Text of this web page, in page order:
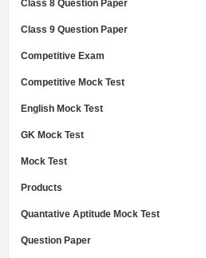
Class 8 Question Paper
Class 9 Question Paper
Competitive Exam
Competitive Mock Test
English Mock Test
GK Mock Test
Mock Test
Products
Quantative Aptitude Mock Test
Question Paper